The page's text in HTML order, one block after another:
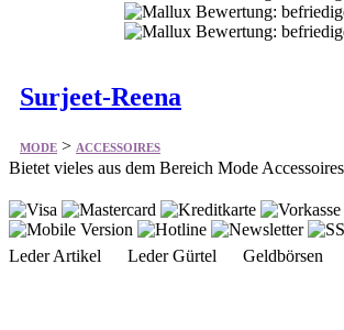
Surjeet-Reena
MODE > ACCESSOIRES
Bietet vieles aus dem Bereich Mode Accessoires
Leder Artikel Leder Gürtel